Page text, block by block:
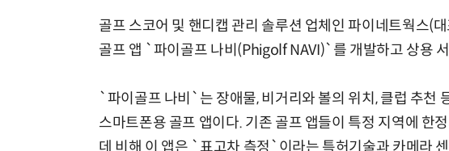
골프 스코어 및 핸디캡 관리 솔루션 업체인 파이네트웍스(
골프 앱 `파이골프 나비(Phigolf NAVI)`를 개발하고 상용
`파이골프 나비`는 장애물, 비거리와 볼의 위치, 클럽 추천
스마트폰용 골프 앱이다. 기존 골프 앱들이 특정 지역에 한
데 비해 이 앱은 `표고차 측정`이라는 특허기술과 카메라
AI